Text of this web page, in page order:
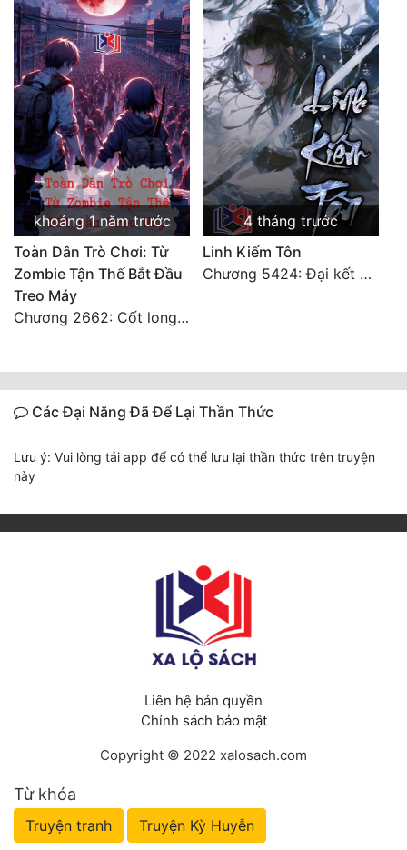
khoảng 1 năm trước
Toàn Dân Trò Chơi: Từ
Zombie Tận Thế Bắt Đầu
Treo Máy
Chương 2662: Cốt long tiểu đội
4 tháng trước
Linh Kiếm Tôn
Chương 5424: Đại kết cục (Hạ)
Các Đại Năng Đã Để Lại Thần Thức
Lưu ý: Vui lòng tải app để có thể lưu lại thần thức trên truyện
này
Liên hệ bản quyền
Chính sách bảo mật
Copyright © 2022 xalosach.com
Từ khóa
Truyện tranh Truyện Kỳ Huyễn